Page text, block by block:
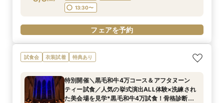
13:30〜
フェアを予約
試食会 衣装試着 特典あり
特別開催＼黒毛和牛4万コース＆アフタヌーン
ティー試食／人気の挙式演出ALL体験×洗練され
た美会場を見学*黒毛和牛4万試食！骨格診断＆